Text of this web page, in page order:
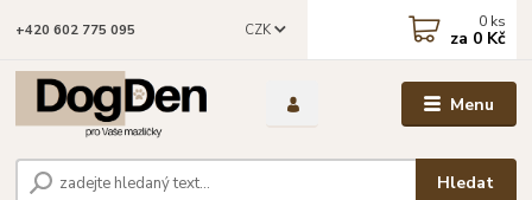
Menu
CZK
Hledat
+420 602 775 095 0 ks
za 0 Kč